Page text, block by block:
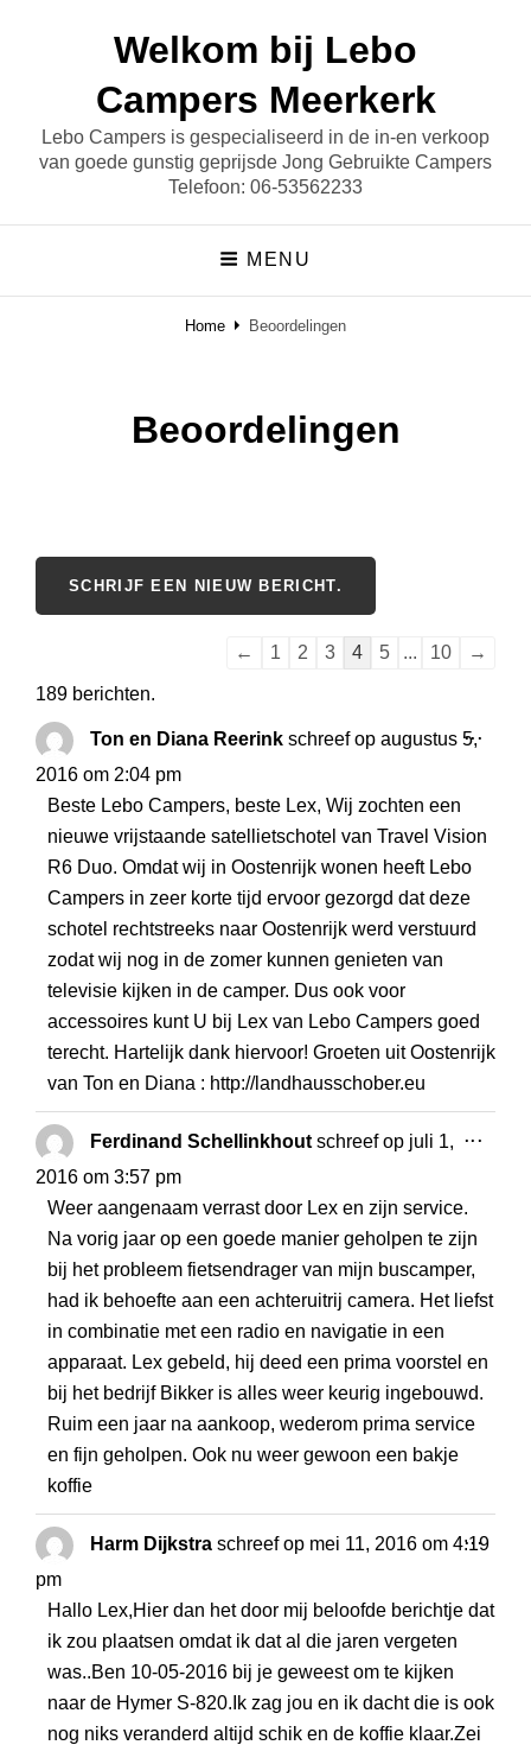
Welkom bij Lebo
Campers Meerkerk
Lebo Campers is gespecialiseerd in de in-en verkoop
van goede gunstig geprijsde Jong Gebruikte Campers
Telefoon: 06-53562233
MENU
Home Beoordelingen
Beoordelingen
Navigatie
gastenboek-
← 1 2 3 4 5 ... 10 →
189 berichten.
Ton en Diana Reerink schreef op augustus 5,
2016 om 2:04 pm
Beste Lebo Campers, beste Lex, Wij zochten een
nieuwe vrijstaande satellietschotel van Travel Vision
R6 Duo. Omdat wij in Oostenrijk wonen heeft Lebo
Campers in zeer korte tijd ervoor gezorgd dat deze
schotel rechtstreeks naar Oostenrijk werd verstuurd
zodat wij nog in de zomer kunnen genieten van
televisie kijken in de camper. Dus ook voor
accessoires kunt U bij Lex van Lebo Campers goed
terecht. Hartelijk dank hiervoor! Groeten uit Oostenrijk
van Ton en Diana : http://landhausschober.eu
...
Ferdinand Schellinkhout schreef op juli 1,
2016 om 3:57 pm
Weer aangenaam verrast door Lex en zijn service.
Na vorig jaar op een goede manier geholpen te zijn
bij het probleem fietsendrager van mijn buscamper,
had ik behoefte aan een achteruitrij camera. Het liefst
in combinatie met een radio en navigatie in een
apparaat. Lex gebeld, hij deed een prima voorstel en
bij het bedrijf Bikker is alles weer keurig ingebouwd.
Ruim een jaar na aankoop, wederom prima service
en fijn geholpen. Ook nu weer gewoon een bakje
koffie
...
Harm Dijkstra schreef op mei 11, 2016 om 4:19
pm
Hallo Lex,Hier dan het door mij beloofde berichtje dat
ik zou plaatsen omdat ik dat al die jaren vergeten
was..Ben 10-05-2016 bij je geweest om te kijken
naar de Hymer S-820.Ik zag jou en ik dacht die is ook
nog niks veranderd altijd schik en de koffie klaar.Zei
...